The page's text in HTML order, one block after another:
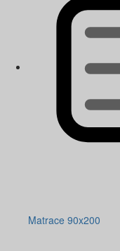
Matrace 90x200